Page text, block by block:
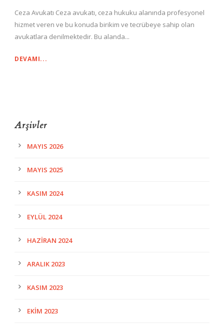
Ceza Avukatı Ceza avukatı, ceza hukuku alanında profesyonel
hizmet veren ve bu konuda birikim ve tecrübeye sahip olan
avukatlara denilmektedir. Bu alanda...
DEVAMI...
Arşivler
MAYIS 2026
MAYIS 2025
KASIM 2024
EYLÜL 2024
HAZIRAN 2024
ARALIK 2023
KASIM 2023
EKIM 2023